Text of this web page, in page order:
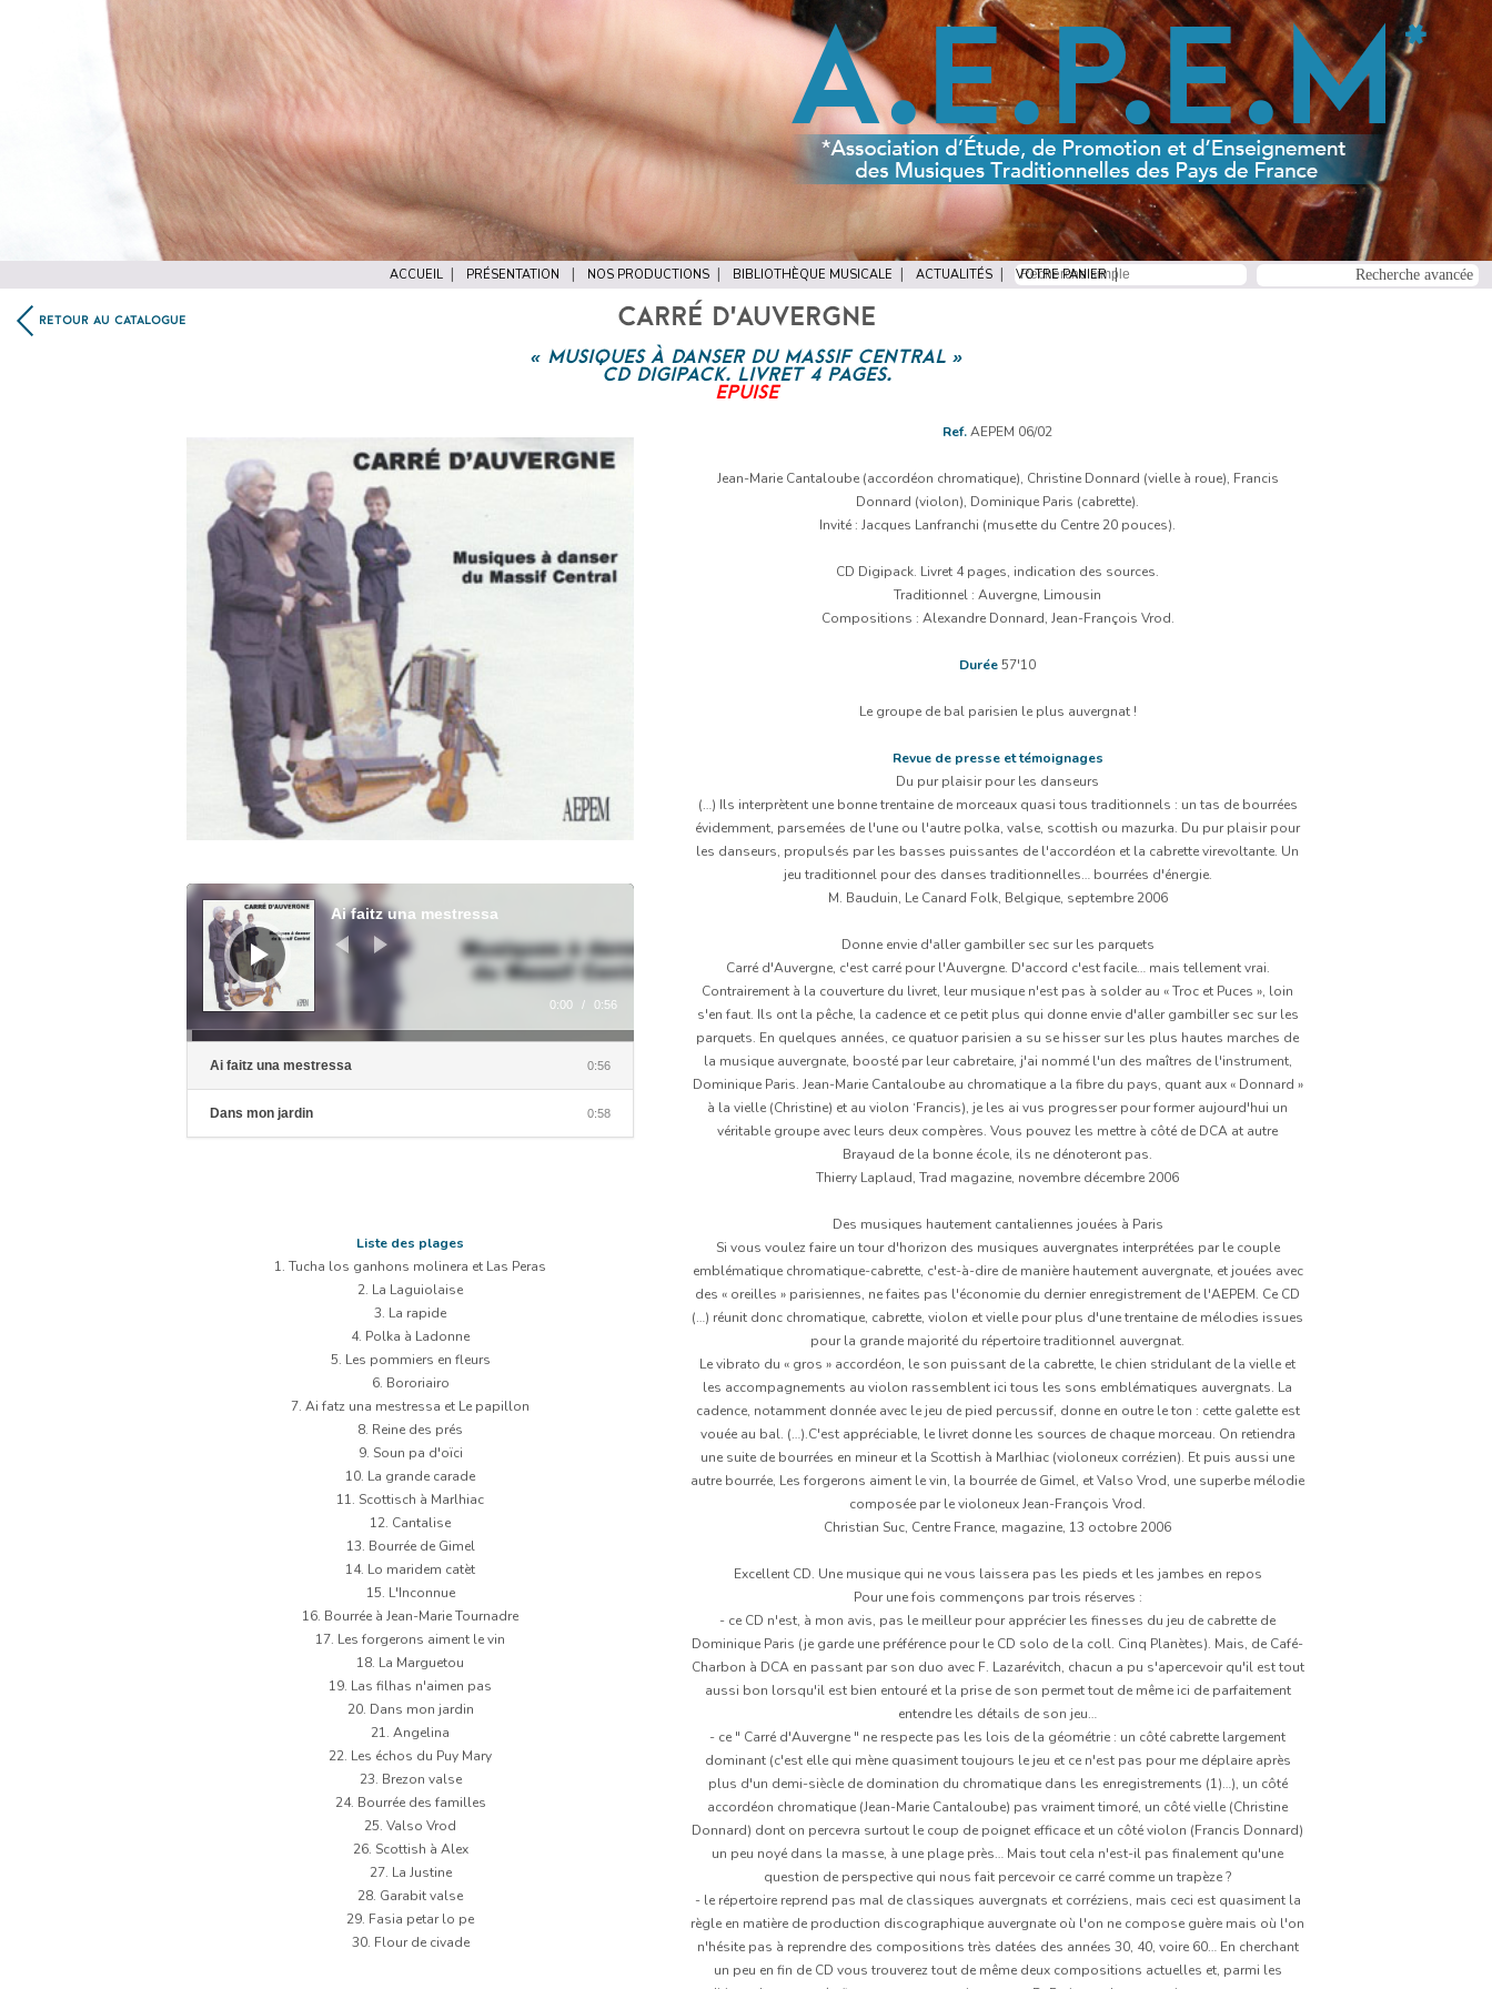
ACCUEIL PRÉSENTATION NOS PRODUCTIONS BIBLIOTHÈQUE MUSICALE ACTUALITÉS VOTRE PANIER
RETOUR AU CATALOGUE CARRÉ D’AUVERGNE
« MUSIQUES À DANSER DU MASSIF CENTRAL »
CD DIGIPACK. LIVRET 4 PAGES.
EPUISE
Ai faitz una mestressa
0:00 / 0:56
Ai faitz una mestressa 0:56
Dans mon jardin 0:58
Liste des plages
1. Tucha los ganhons molinera et Las Peras
2. La Laguiolaise
3. La rapide
4. Polka à Ladonne
5. Les pommiers en fleurs
6. Bororiairo
7. Ai fatz una mestressa et Le papillon
8. Reine des prés
9. Soun pa d'oïci
10. La grande carade
11. Scottisch à Marlhiac
12. Cantalise
13. Bourrée de Gimel
14. Lo maridem catèt
15. L'Inconnue
16. Bourrée à Jean-Marie Tournadre
17. Les forgerons aiment le vin
18. La Marguetou
19. Las filhas n'aimen pas
20. Dans mon jardin
21. Angelina
22. Les échos du Puy Mary
23. Brezon valse
24. Bourrée des familles
25. Valso Vrod
26. Scottish à Alex
27. La Justine
28. Garabit valse
29. Fasia petar lo pe
30. Flour de civade
Ref.AEPEM 06/02
Jean-Marie Cantaloube (accordéon chromatique), Christine Donnard (vielle à roue), Francis
Donnard (violon), Dominique Paris (cabrette).
Invité : Jacques Lanfranchi (musette du Centre 20 pouces).
CD Digipack. Livret 4 pages, indication des sources.
Traditionnel : Auvergne, Limousin
Compositions : Alexandre Donnard, Jean-François Vrod.
Durée57'10
Le groupe de bal parisien le plus auvergnat !
Revue de presse et témoignages
Du pur plaisir pour les danseurs
(…) Ils interprètent une bonne trentaine de morceaux quasi tous traditionnels : un tas de bourrées
évidemment, parsemées de l'une ou l'autre polka, valse, scottish ou mazurka. Du pur plaisir pour
les danseurs, propulsés par les basses puissantes de l'accordéon et la cabrette virevoltante. Un
jeu traditionnel pour des danses traditionnelles… bourrées d'énergie.
M. Bauduin, Le Canard Folk, Belgique, septembre 2006
Donne envie d'aller gambiller sec sur les parquets
Carré d'Auvergne, c'est carré pour l'Auvergne. D'accord c'est facile… mais tellement vrai.
Contrairement à la couverture du livret, leur musique n'est pas à solder au « Troc et Puces », loin
s'en faut. Ils ont la pêche, la cadence et ce petit plus qui donne envie d'aller gambiller sec sur les
parquets. En quelques années, ce quatuor parisien a su se hisser sur les plus hautes marches de
la musique auvergnate, boosté par leur cabretaire, j'ai nommé l'un des maîtres de l'instrument,
Dominique Paris. Jean-Marie Cantaloube au chromatique a la fibre du pays, quant aux « Donnard »
à la vielle (Christine) et au violon ‘Francis), je les ai vus progresser pour former aujourd'hui un
véritable groupe avec leurs deux compères. Vous pouvez les mettre à côté de DCA at autre
Brayaud de la bonne école, ils ne dénoteront pas.
Thierry Laplaud, Trad magazine, novembre décembre 2006
Des musiques hautement cantaliennes jouées à Paris
Si vous voulez faire un tour d'horizon des musiques auvergnates interprétées par le couple
emblématique chromatique-cabrette, c'est-à-dire de manière hautement auvergnate, et jouées avec
des « oreilles » parisiennes, ne faites pas l'économie du dernier enregistrement de l'AEPEM. Ce CD
(…) réunit donc chromatique, cabrette, violon et vielle pour plus d'une trentaine de mélodies issues
pour la grande majorité du répertoire traditionnel auvergnat.
Le vibrato du « gros » accordéon, le son puissant de la cabrette, le chien stridulant de la vielle et
les accompagnements au violon rassemblent ici tous les sons emblématiques auvergnats. La
cadence, notamment donnée avec le jeu de pied percussif, donne en outre le ton : cette galette est
vouée au bal. (…).C'est appréciable, le livret donne les sources de chaque morceau. On retiendra
une suite de bourrées en mineur et la Scottish à Marlhiac (violoneux corrézien). Et puis aussi une
autre bourrée, Les forgerons aiment le vin, la bourrée de Gimel, et Valso Vrod, une superbe mélodie
composée par le violoneux Jean-François Vrod.
Christian Suc, Centre France, magazine, 13 octobre 2006
Excellent CD. Une musique qui ne vous laissera pas les pieds et les jambes en repos
Pour une fois commençons par trois réserves :
- ce CD n'est, à mon avis, pas le meilleur pour apprécier les finesses du jeu de cabrette de
Dominique Paris (je garde une préférence pour le CD solo de la coll. Cinq Planètes). Mais, de Café-
Charbon à DCA en passant par son duo avec F. Lazarévitch, chacun a pu s'apercevoir qu'il est tout
aussi bon lorsqu'il est bien entouré et la prise de son permet tout de même ici de parfaitement
entendre les détails de son jeu…
- ce " Carré d'Auvergne " ne respecte pas les lois de la géométrie : un côté cabrette largement
dominant (c'est elle qui mène quasiment toujours le jeu et ce n'est pas pour me déplaire après
plus d'un demi-siècle de domination du chromatique dans les enregistrements (1)…), un côté
accordéon chromatique (Jean-Marie Cantaloube) pas vraiment timoré, un côté vielle (Christine
Donnard) dont on percevra surtout le coup de poignet efficace et un côté violon (Francis Donnard)
un peu noyé dans la masse, à une plage près… Mais tout cela n'est-il pas finalement qu'une
question de perspective qui nous fait percevoir ce carré comme un trapèze ?
- le répertoire reprend pas mal de classiques auvergnats et corréziens, mais ceci est quasiment la
règle en matière de production discographique auvergnate où l'on ne compose guère mais où l'on
n'hésite pas à reprendre des compositions très datées des années 30, 40, voire 60… En cherchant
un peu en fin de CD vous trouverez tout de même deux compositions actuelles et, parmi les